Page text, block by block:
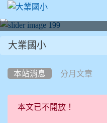
大業國小
本站消息 分月文章
本文已不開放！